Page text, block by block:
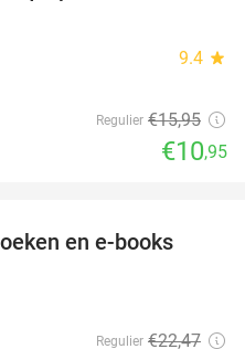
9.4 star
Regulier €15,95
€10,95
en e-books
Regulier €22,47